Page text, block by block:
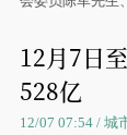
12月7日
528亿
12/07 07:54 / 城